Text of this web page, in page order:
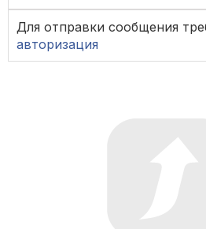
Для отправки сообщения
авторизация